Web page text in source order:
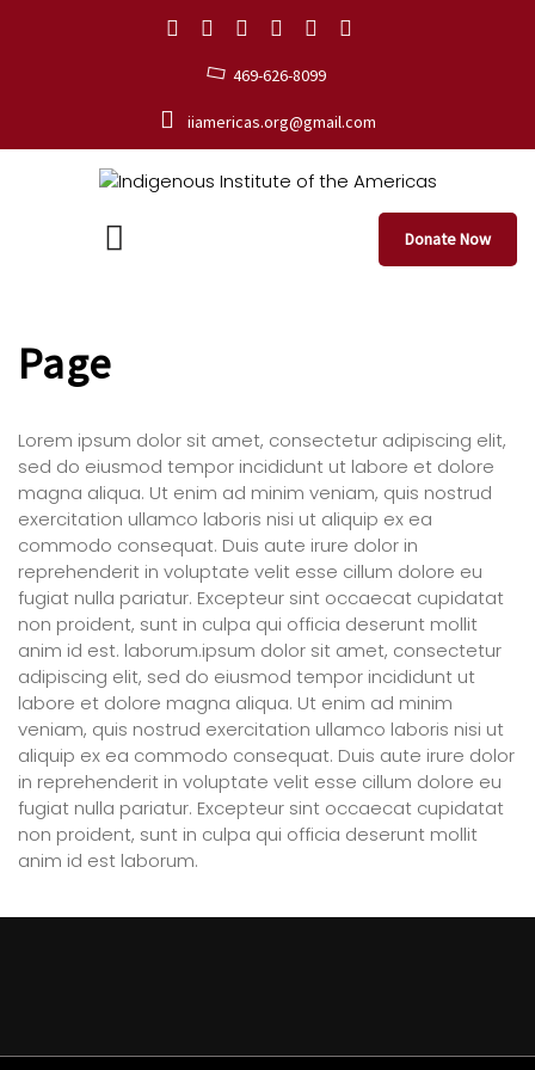
469-626-8099
iiamericas.org@gmail.com
Donate Now
Page
Lorem ipsum dolor sit amet, consectetur adipiscing elit,
sed do eiusmod tempor incididunt ut labore et dolore
magna aliqua. Ut enim ad minim veniam, quis nostrud
exercitation ullamco laboris nisi ut aliquip ex ea
commodo consequat. Duis aute irure dolor in
reprehenderit in voluptate velit esse cillum dolore eu
fugiat nulla pariatur. Excepteur sint occaecat cupidatat
non proident, sunt in culpa qui officia deserunt mollit
anim id est. laborum.ipsum dolor sit amet, consectetur
adipiscing elit, sed do eiusmod tempor incididunt ut
labore et dolore magna aliqua. Ut enim ad minim
veniam, quis nostrud exercitation ullamco laboris nisi ut
aliquip ex ea commodo consequat. Duis aute irure dolor
in reprehenderit in voluptate velit esse cillum dolore eu
fugiat nulla pariatur. Excepteur sint occaecat cupidatat
non proident, sunt in culpa qui officia deserunt mollit
anim id est laborum.